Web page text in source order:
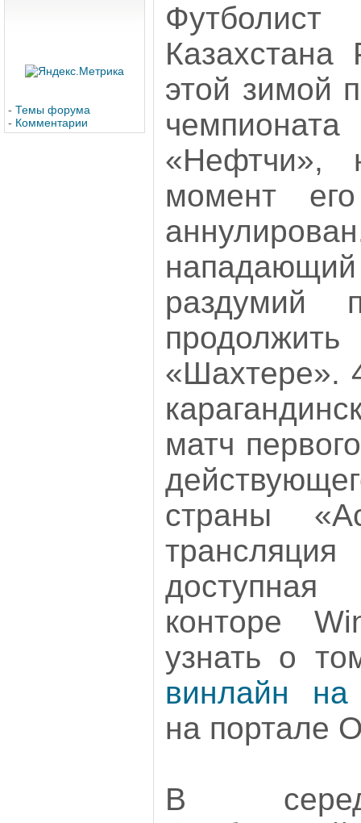
- Темы форума
- Комментарии
этой зимой
«Нефтчи»,
момент
нападающий
раздумий
«Шахтере».
матч
страны
доступная
конторе
узнать о
винлайн на
на портале
В